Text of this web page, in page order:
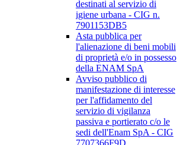
destinati al servizio di
igiene urbana - CIG n.
7901153DB5
Asta pubblica per
l'alienazione di beni mobili
di proprietà e/o in possesso
della ENAM SpA
Avviso pubblico di
manifestazione di interesse
per l'affidamento del
servizio di vigilanza
passiva e portierato c/o le
sedi dell'Enam SpA - CIG
7707366F9D